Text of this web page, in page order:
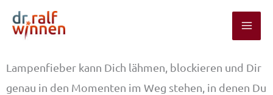
Zum
Inhalt
Lampenfieber kann Dich lähmen, blockieren und Dir
genau in den Momenten im Weg stehen, in denen Du